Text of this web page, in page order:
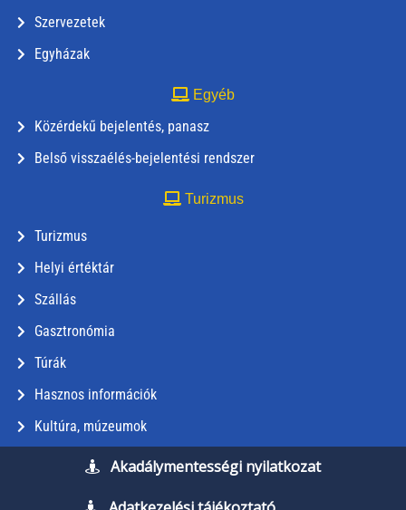
Szervezetek
Egyházak
Egyéb
Közérdekű bejelentés, panasz
Belső visszaélés-bejelentési rendszer
Turizmus
Turizmus
Helyi értéktár
Szállás
Gasztronómia
Túrák
Hasznos információk
Kultúra, múzeumok
Akadálymentességi nyilatkozat